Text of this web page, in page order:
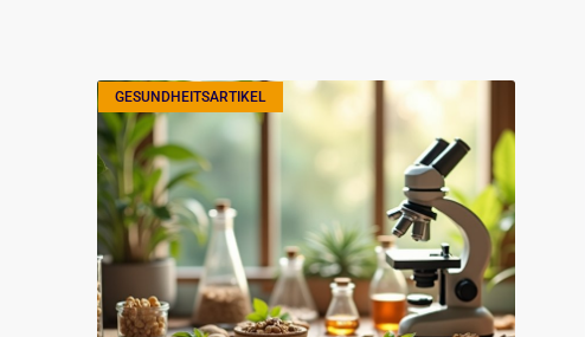
GESUNDHEITSARTIKEL